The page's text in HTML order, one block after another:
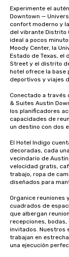
Experimente el
Downtown —
confort moderno y
del vibrante Distrito
ideal a pocos
Moody Center, la
Estado de Texas, el
Street y el distrito
hotel ofrece la base
deportivos y viajes
Conectado a través
& Suites Austin
los planificadores
capacidades de
un destino con dos
El Hotel Indigo
decoradas, cada
vecindario de
velocidad gratis,
trabajo, ropa de
diseñados para
Organice reuniones
cuadrados de
que albergan
recepciones,
invitados. Nuestros
trabajan en
una ejecución